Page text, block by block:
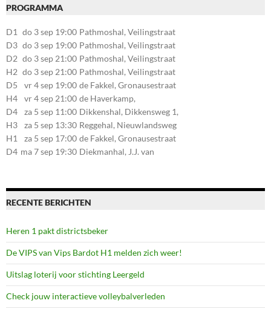
PROGRAMMA
D1 do 3 sep 19:00 Pathmoshal, Veilingstraat
20, 7545LZ Enschede
D3 do 3 sep 19:00 Pathmoshal, Veilingstraat
20, 7545LZ Enschede
D2 do 3 sep 21:00 Pathmoshal, Veilingstraat
20, 7545LZ Enschede
H2 do 3 sep 21:00 Pathmoshal, Veilingstraat
20, 7545LZ Enschede
D5 vr 4 sep 19:00 de Fakkel, Gronausestraat
107, 7581CE Losser
H4 vr 4 sep 21:00 de Haverkamp,
Stationsstraat 30, 7475AM
Markelo
D4 za 5 sep 11:00 Dikkenshal, Dikkensweg 1,
7641CC Wierden
H3 za 5 sep 13:30 Reggehal, Nieuwlandsweg
1, 7461VP Rijssen
H1 za 5 sep 17:00 de Fakkel, Gronausestraat
107, 7581CE Losser
D4 ma 7 sep 19:30 Diekmanhal, J.J. van
RECENTE BERICHTEN
Heren 1 pakt districtsbeker
De VIPS van Vips Bardot H1 melden zich weer!
Uitslag loterij voor stichting Leergeld
Check jouw interactieve volleybalverleden